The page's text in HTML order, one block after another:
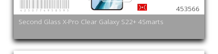
Second Glass X-Pro Clear Galaxy S22+ 4Smarts
453566